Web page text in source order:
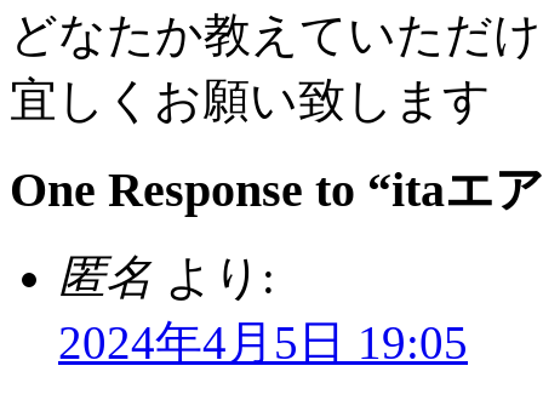
どなたか教えていただ
宜しくお願い致します
One Response to “itaエ
匿名 より:
2024年4月5日 19:05